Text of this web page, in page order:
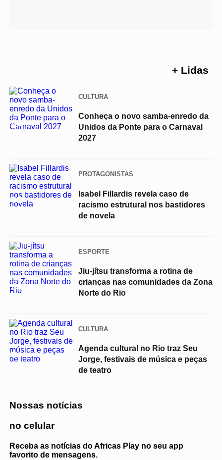
+ Lidas
01
CULTURA
Conheça o novo samba-enredo da
Unidos da Ponte para o Carnaval
2027
02
PROTAGONISTAS
Isabel Fillardis revela caso de
racismo estrutural nos bastidores
de novela
03
ESPORTE
Jiu-jítsu transforma a rotina de
crianças nas comunidades da Zona
Norte do Rio
04
CULTURA
Agenda cultural no Rio traz Seu
Jorge, festivais de música e peças
de teatro
Nossas notícias
no celular
Receba as notícias do Africas Play no seu app
favorito de mensagens.